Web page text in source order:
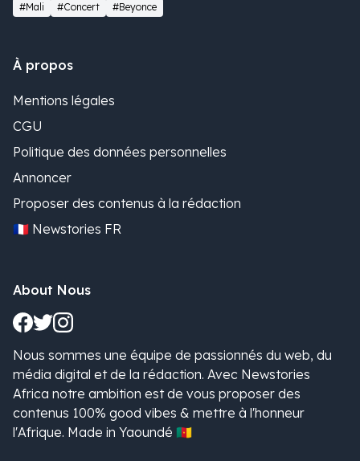
#Mali
#Concert #Beyonce
À propos
Mentions légales
CGU
Politique des données personnelles
Annoncer
Proposer des contenus à la rédaction
🇫🇷 Newstories FR
About Nous
Nous sommes une équipe de passionnés du web, du
média digital et de la rédaction. Avec Newstories
Africa notre ambition est de vous proposer des
contenus 100% good vibes & mettre à l'honneur
l'Afrique. Made in Yaoundé 🇨🇲